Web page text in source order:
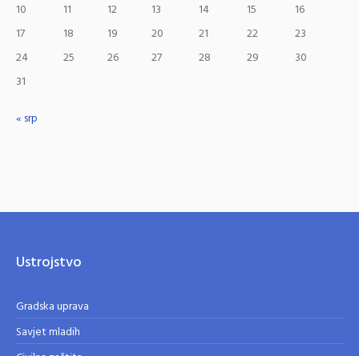
10
11 12 13 14 15
16
17
18 19 20 21 22
23
24
25 26 27 28 29
30
31
« srp
Ustrojstvo
Gradska uprava
Savjet mladih